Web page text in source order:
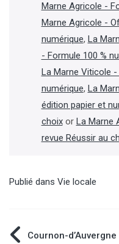
Marne Agricole -
Marne Agricole -
numérique, La
- Formule 100 %
La Marne Viticole
numérique, La
édition papier et
choixor La Marne
revue Réussir au
Publié dans Vie locale
Cournon-d’Auvergne